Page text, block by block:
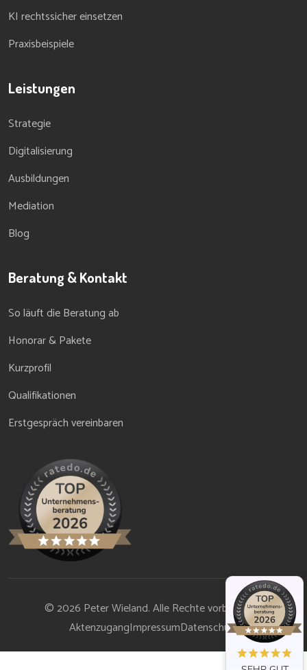
KI rechtssicher einsetzen
Praxisbeispiele
Leistungen
Strategie
Digitalisierung
Ausbildungen
Mediation
Blog
Beratung & Kontakt
So läuft die Beratung ab
Honorar & Pakete
Kurzprofil
Qualifikationen
Erstgespräch vereinbaren
© 2026 Peter Wieland. Alle Rechte vorbehalten.
AktenzugangImpressumDatenschutz